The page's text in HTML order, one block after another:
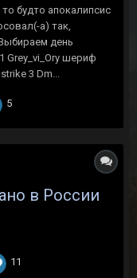
будто апокалипсис
а) так,
день
Grey_vi_Ory шериф
3 Dm...
5
в России
11